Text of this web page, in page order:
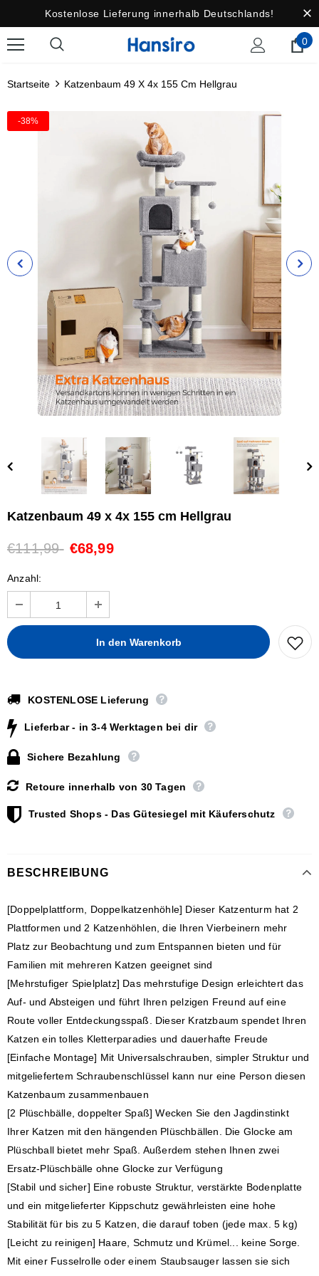
Kostenlose Lieferung innerhalb Deutschlands!
0
Startseite Katzenbaum 49 X 4x 155 Cm Hellgrau
-38%
Katzenbaum 49 x 4x 155 cm Hellgrau
€111,99 €68,99
Anzahl:
KOSTENLOSE Lieferung
Lieferbar - in 3-4 Werktagen bei dir
Sichere Bezahlung
Retoure innerhalb von 30 Tagen
Trusted Shops - Das Gütesiegel mit Käuferschutz
BESCHREIBUNG
[Doppelplattform, Doppelkatzenhöhle] Dieser Katzenturm hat 2
Plattformen und 2 Katzenhöhlen, die Ihren Vierbeinern mehr
Platz zur Beobachtung und zum Entspannen bieten und für
Familien mit mehreren Katzen geeignet sind
[Mehrstufiger Spielplatz] Das mehrstufige Design erleichtert das
Auf- und Absteigen und führt Ihren pelzigen Freund auf eine
Route voller Entdeckungsspaß. Dieser Kratzbaum spendet Ihren
Katzen ein tolles Kletterparadies und dauerhafte Freude
[Einfache Montage] Mit Universalschrauben, simpler Struktur und
mitgeliefertem Schraubenschlüssel kann nur eine Person diesen
Katzenbaum zusammenbauen
[2 Plüschbälle, doppelter Spaß] Wecken Sie den Jagdinstinkt
Ihrer Katzen mit den hängenden Plüschbällen. Die Glocke am
Plüschball bietet mehr Spaß. Außerdem stehen Ihnen zwei
Ersatz-Plüschbälle ohne Glocke zur Verfügung
[Stabil und sicher] Eine robuste Struktur, verstärkte Bodenplatte
und ein mitgelieferter Kippschutz gewährleisten eine hohe
Stabilität für bis zu 5 Katzen, die darauf toben (jede max. 5 kg)
[Leicht zu reinigen] Haare, Schmutz und Krümel... keine Sorge.
Mit einer Fusselrolle oder einem Staubsauger lassen sie sich